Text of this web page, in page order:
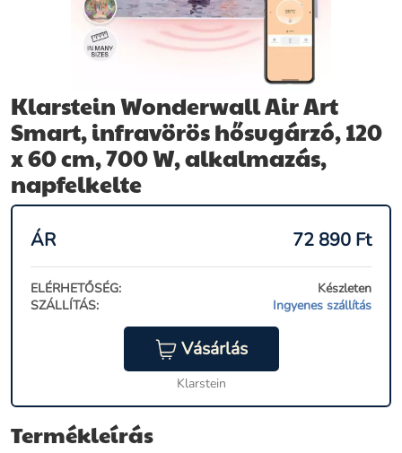
Klarstein Wonderwall Air Art
Smart, infravörös hősugárzó, 120
x 60 cm, 700 W, alkalmazás,
napfelkelte
ÁR 72 890 Ft
ELÉRHETŐSÉG:
Készleten
SZÁLLÍTÁS:
Ingyenes szállítás
Vásárlás
Klarstein
Termékleírás